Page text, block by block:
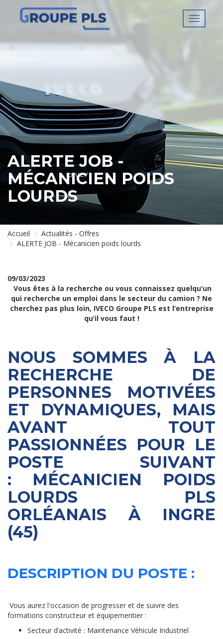
ALERTE JOB -
MÉCANICIEN POIDS
LOURDS
Accueil
Actualités - Offres
ALERTE JOB - Mécanicien poids lourds
09/03/2023
Vous êtes à la recherche ou vous connaissez quelqu’un
qui recherche un emploi dans le secteur du camion ? Ne
cherchez pas plus loin, IVECO Groupe PLS est l’entreprise
qu’il vous faut !
NOUS SOMMES À LA
RECHERCHE DE
PERSONNES MOTIVÉES
ET DYNAMIQUES, MAIS
AVANT TOUT
PASSIONNÉES POUR LE
POSTE SUIVANT
: MÉCANICIEN POIDS
LOURDS PLS
ORLÉANAIS À INGRE
(45)
DESCRIPTION DU POSTE :
Vous aurez l'occasion de progresser et de suivre des
formations constructeur et équipementier :
Secteur d’activité : Maintenance Véhicule Industriel